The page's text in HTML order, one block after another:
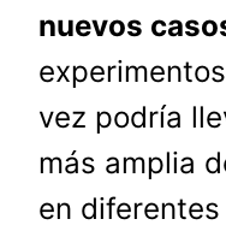
nuevos
vez podría
más amplia
en